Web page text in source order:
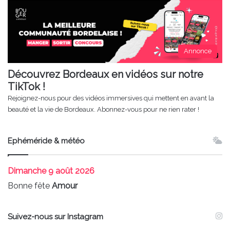
Annonce
Découvrez Bordeaux en vidéos sur notre
TikTok !
Rejoignez-nous pour des vidéos immersives qui mettent en avant la
beauté et la vie de Bordeaux. Abonnez-vous pour ne rien rater !
Ephéméride & météo
Dimanche9 août 2026
Bonne fête Amour
Suivez-nous sur Instagram